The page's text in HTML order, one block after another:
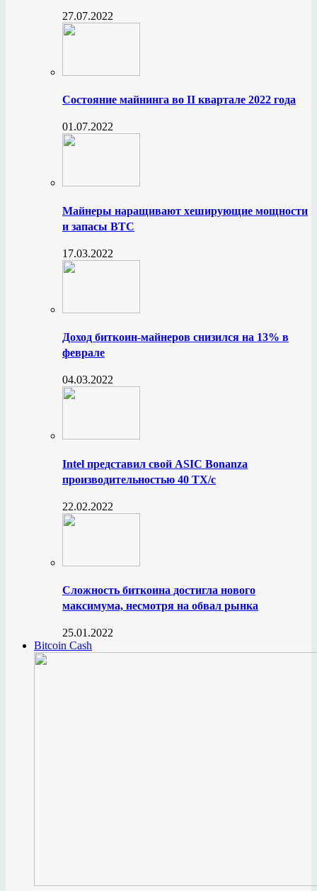
27.07.2022
Состояние майнинга во II квартале 2022 года
01.07.2022
Майнеры наращивают хеширующие мощности
и запасы BTC
17.03.2022
Доход биткоин-майнеров снизился на 13% в
феврале
04.03.2022
Intel представил свой ASIC Bonanza
производительностью 40 ТХ/с
22.02.2022
Сложность биткоина достигла нового
максимума, несмотря на обвал рынка
25.01.2022
Bitcoin Cash